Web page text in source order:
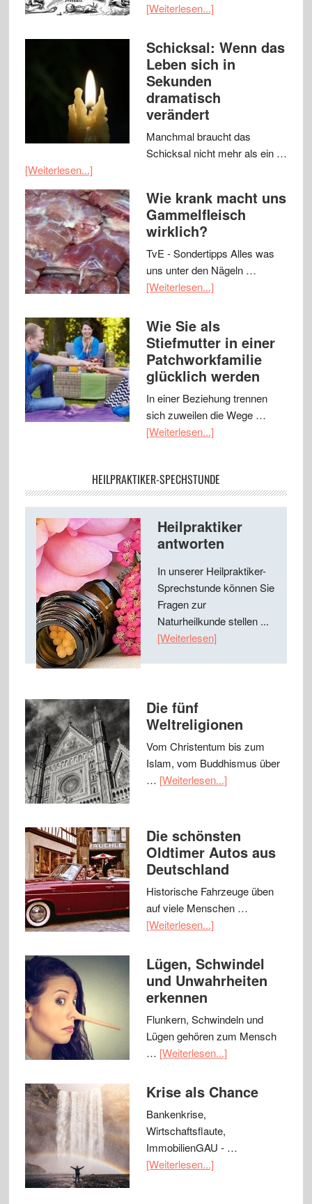
[Weiterlesen...]
Schicksal: Wenn das
Leben sich in
Sekunden
dramatisch
verändert
Manchmal braucht das
Schicksal nicht mehr als ein …
[Weiterlesen...]
Wie krank macht uns
Gammelfleisch
wirklich?
TvE - Sondertipps Alles was
uns unter den Nägeln …
[Weiterlesen...]
Wie Sie als
Stiefmutter in einer
Patchworkfamilie
glücklich werden
In einer Beziehung trennen
sich zuweilen die Wege …
[Weiterlesen...]
HEILPRAKTIKER-SPECHSTUNDE
Heilpraktiker
antworten
In unserer Heilpraktiker-
Sprechstunde können Sie
Fragen zur
Naturheilkunde stellen ...
[Weiterlesen]
Die fünf
Weltreligionen
Vom Christentum bis zum
Islam, vom Buddhismus über
… [Weiterlesen...]
Die schönsten
Oldtimer Autos aus
Deutschland
Historische Fahrzeuge üben
auf viele Menschen …
[Weiterlesen...]
Lügen, Schwindel
und Unwahrheiten
erkennen
Flunkern, Schwindeln und
Lügen gehören zum Mensch
… [Weiterlesen...]
Krise als Chance
Bankenkrise,
Wirtschaftsflaute,
ImmobilienGAU - …
[Weiterlesen...]